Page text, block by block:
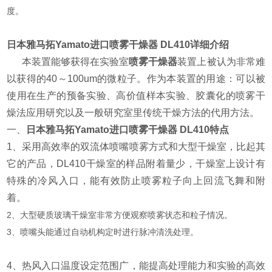
度。
日本雅马拓Yamato进口喷雾干燥器 DL410详细介绍
本装置能够获得在实验室喷雾干燥器装置上被认为非常难
以获得的40～100um的微粒子。作为本装置的用途：可以被
使用在生产的预备实验、高价值样本实验、胶囊化的喷雾干
燥法应用研究以及一般研究室里传统干燥方法的代用方法。
一、
日本雅马拓Yamato进口喷雾干燥器 DL410特点
1、采用高效率的双流体喷嘴喷雾方式和大型干燥室，比起其
它的产品，DL410干燥室的样品附着量少，干燥室上设计有
特殊的冷风入口，能有效防止喷雾粒子向上回流飞舞和附
着。
2、大型硬质玻璃干燥室非常方便观察喷雾状态和粒子情况。
3、喷嘴头能通过自动机构定时进行脉冲清洗处理。
4、热风入口温度设定范围广，能提高处理能力和实验的高效